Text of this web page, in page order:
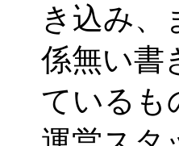
き込み、
係無い書
ているも